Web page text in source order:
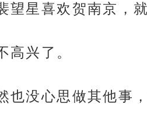
望星喜欢贺南京，
高兴了。
也没心思做其他事